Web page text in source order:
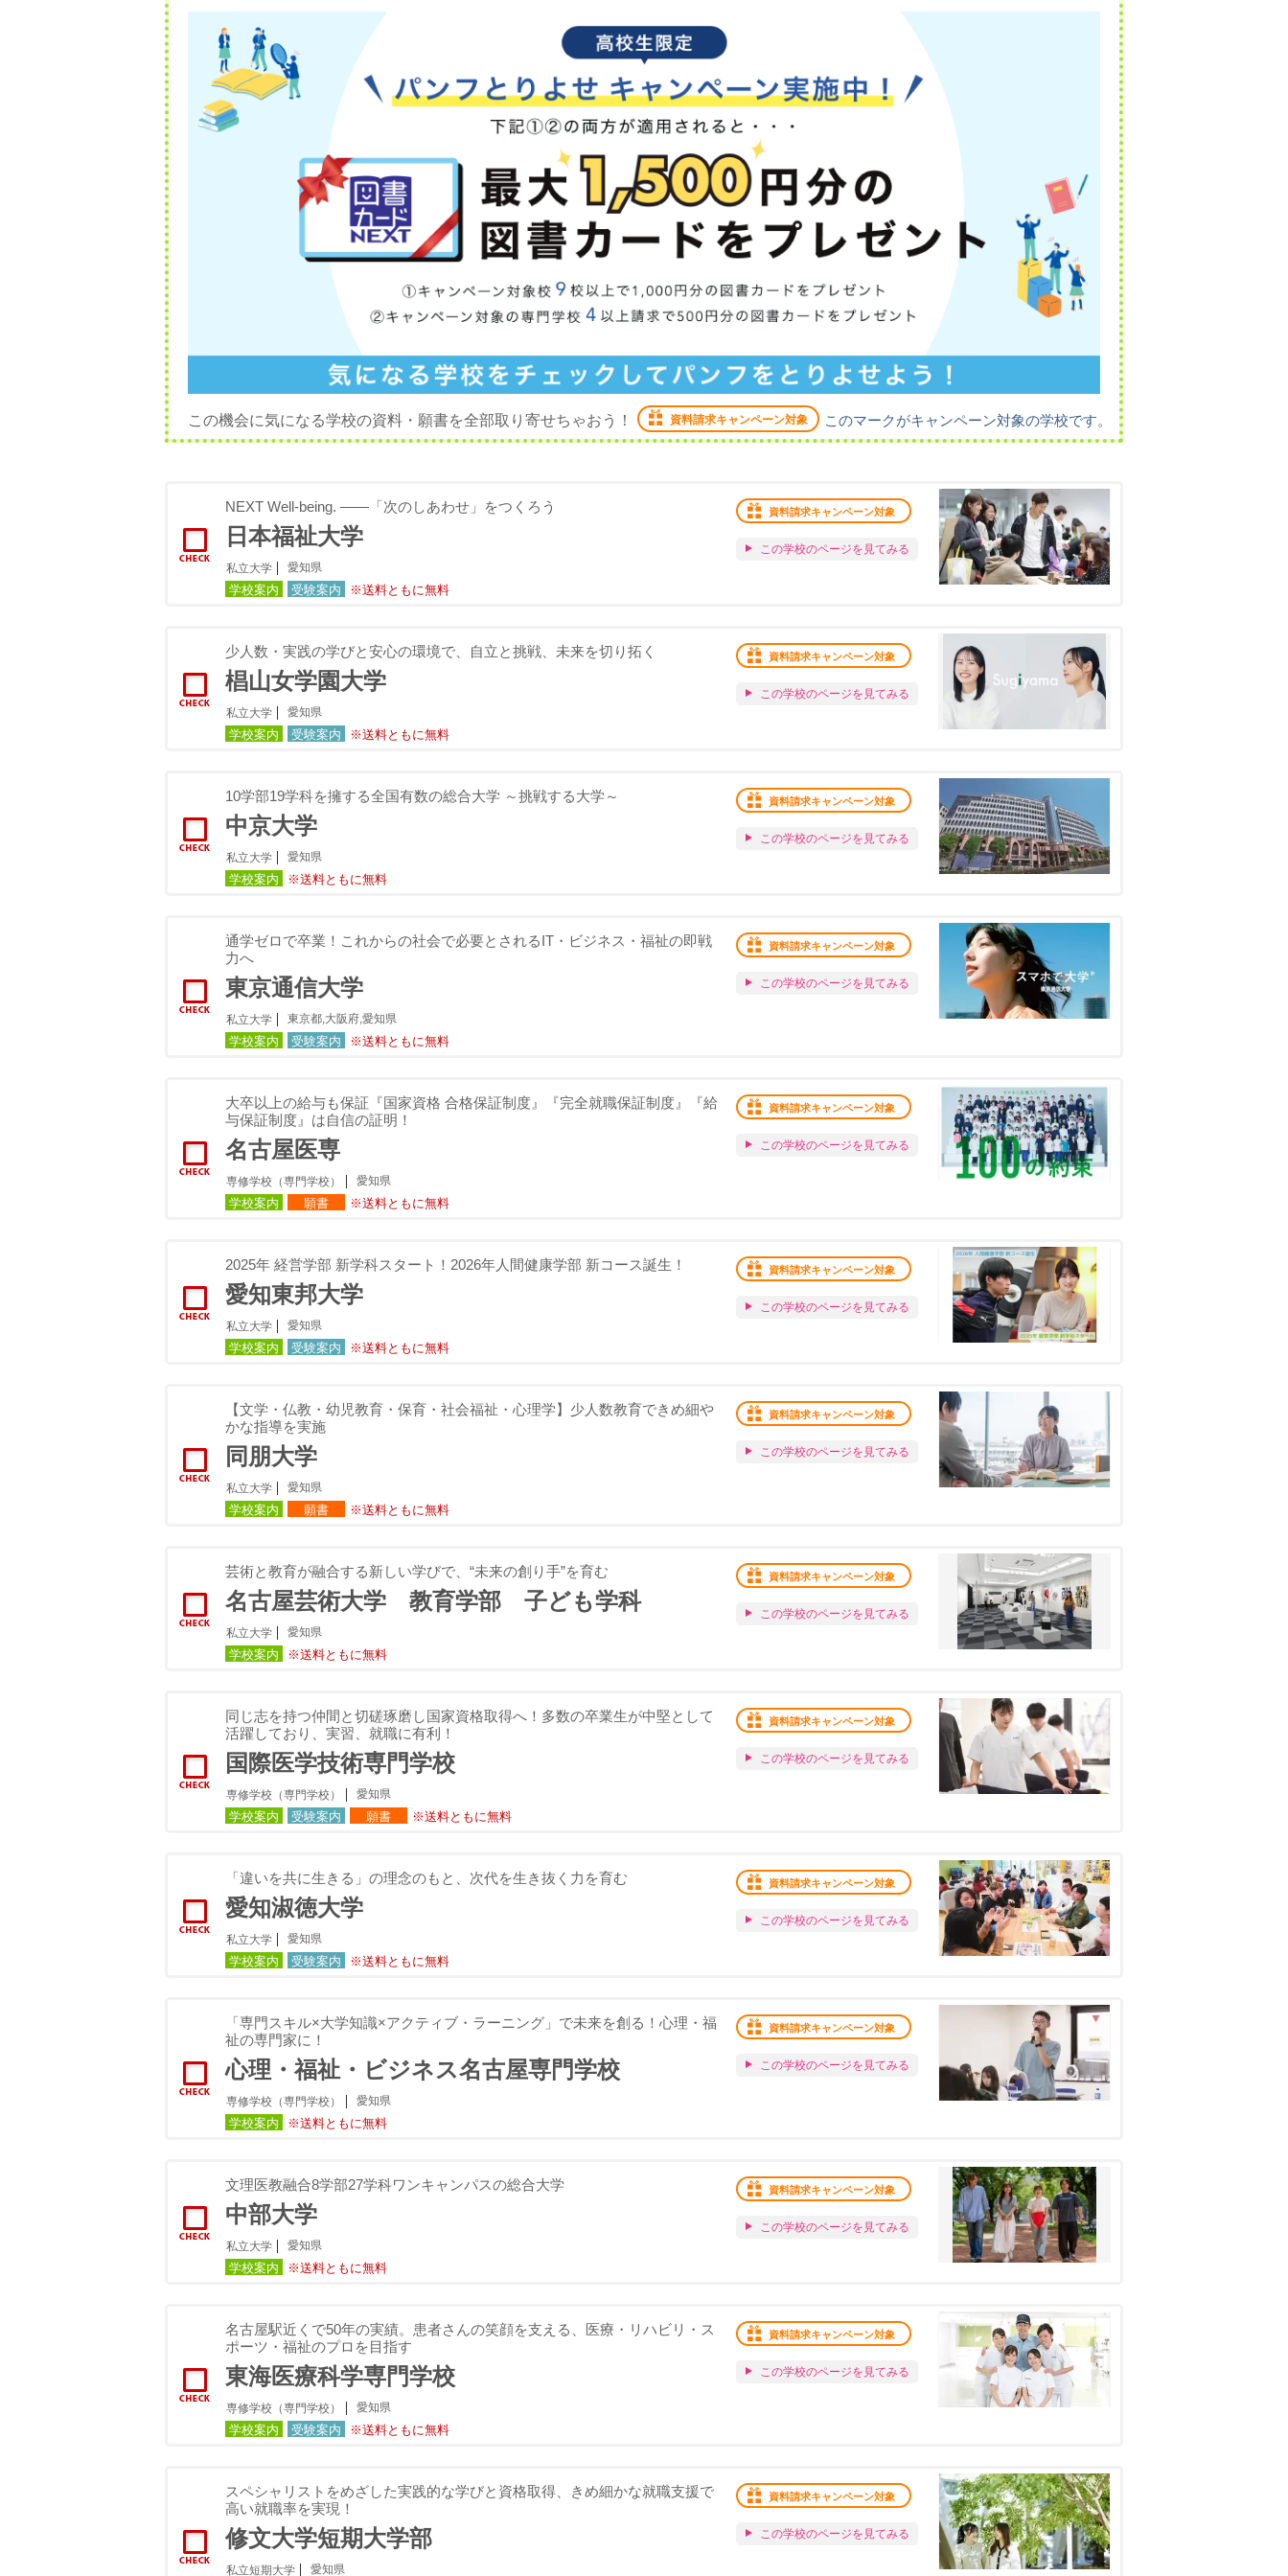
この機会に気になる学校の資料・願書を全部取り寄せちゃおう！ 資料請求キャンペーン対象 このマークがキャンペーン対象の学校です。
NEXT Well-being. ――「次のしあわせ」をつくろう
日本福祉大学
私立大学 愛知県
学校案内 受験案内 ※送料ともに無料
資料請求キャンペーン対象
この学校のページを見てみる
少人数・実践の学びと安心の環境で、自立と挑戦、未来を切り拓く
椙山女学園大学
私立大学 愛知県
学校案内 受験案内 ※送料ともに無料
資料請求キャンペーン対象
この学校のページを見てみる
10学部19学科を擁する全国有数の総合大学 ～挑戦する大学～
中京大学
私立大学 愛知県
学校案内 ※送料ともに無料
資料請求キャンペーン対象
この学校のページを見てみる
通学ゼロで卒業！これからの社会で必要とされるIT・ビジネス・福祉の即戦
力へ
東京通信大学
私立大学 東京都,大阪府,愛知県
学校案内 受験案内 ※送料ともに無料
資料請求キャンペーン対象
この学校のページを見てみる
大卒以上の給与も保証『国家資格 合格保証制度』『完全就職保証制度』『給
与保証制度』は自信の証明！
名古屋医専
専修学校（専門学校） 愛知県
学校案内 願書 ※送料ともに無料
資料請求キャンペーン対象
この学校のページを見てみる
2025年 経営学部 新学科スタート！2026年人間健康学部 新コース誕生！
愛知東邦大学
私立大学 愛知県
学校案内 受験案内 ※送料ともに無料
資料請求キャンペーン対象
この学校のページを見てみる
【文学・仏教・幼児教育・保育・社会福祉・心理学】少人数教育できめ細や
かな指導を実施
同朋大学
私立大学 愛知県
学校案内 願書 ※送料ともに無料
資料請求キャンペーン対象
この学校のページを見てみる
芸術と教育が融合する新しい学びで、“未来の創り手”を育む
名古屋芸術大学 教育学部 子ども学科
私立大学 愛知県
学校案内 ※送料ともに無料
資料請求キャンペーン対象
この学校のページを見てみる
同じ志を持つ仲間と切磋琢磨し国家資格取得へ！多数の卒業生が中堅として
活躍しており、実習、就職に有利！
国際医学技術専門学校
専修学校（専門学校） 愛知県
学校案内 受験案内 願書 ※送料ともに無料
資料請求キャンペーン対象
この学校のページを見てみる
「違いを共に生きる」の理念のもと、次代を生き抜く力を育む
愛知淑徳大学
私立大学 愛知県
学校案内 受験案内 ※送料ともに無料
資料請求キャンペーン対象
この学校のページを見てみる
「専門スキル×大学知識×アクティブ・ラーニング」で未来を創る！心理・福
祉の専門家に！
心理・福祉・ビジネス名古屋専門学校
専修学校（専門学校） 愛知県
学校案内 ※送料ともに無料
資料請求キャンペーン対象
この学校のページを見てみる
文理医教融合8学部27学科ワンキャンパスの総合大学
中部大学
私立大学 愛知県
学校案内 ※送料ともに無料
資料請求キャンペーン対象
この学校のページを見てみる
名古屋駅近くで50年の実績。患者さんの笑顔を支える、医療・リハビリ・ス
ポーツ・福祉のプロを目指す
東海医療科学専門学校
専修学校（専門学校） 愛知県
学校案内 受験案内 ※送料ともに無料
資料請求キャンペーン対象
この学校のページを見てみる
スペシャリストをめざした実践的な学びと資格取得、きめ細かな就職支援で
高い就職率を実現！
修文大学短期大学部
私立短期大学 愛知県
資料請求キャンペーン対象
この学校のページを見てみる